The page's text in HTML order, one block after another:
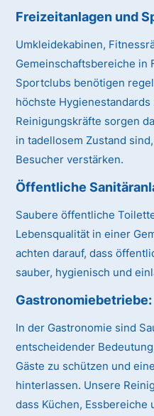
Freizeitanlagen und
Umkleidekabinen,
Gemeinschaftsbereiche in
Sportclubs benötigen
höchste
Reinigungskräfte sorgen
in tadellosem Zustand
Besucher verstärken.
Öffentliche
Saubere öffentliche
Lebensqualität in einer
achten darauf, dass
sauber, hygienisch und
Gastronomiebetriebe:
In der Gastronomie sind
entscheidender
Gäste zu schützen und
hinterlassen. Unsere
dass Küchen, Essbereiche